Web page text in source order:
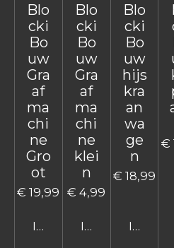
Blo
cki
Bo
uw
Gra
af
ma
chi
ne
Gro
ot
€ 19,99
In winkelwagen
Blo
cki
Bo
uw
Gra
af
ma
chi
ne
klei
n
€ 4,99
In winkelwagen
Blo
cki
Bo
uw
hijs
kra
an
wa
ge
n
€ 18,99
In
€